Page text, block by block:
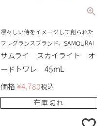
凛々しい侍をイメージして創られた
フレグランスブランド、SAMOURAI
サムライ スカイライト オ
ードトワレ 45mL
価格 ¥4,780税込
在庫切れ